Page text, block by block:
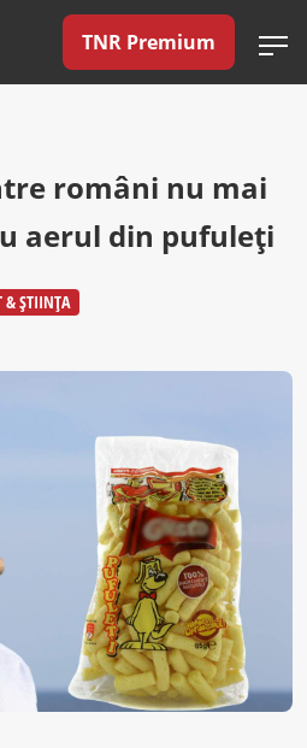
TNR Premium
români nu mai
aerul din pufuleți
& ȘTIINȚA